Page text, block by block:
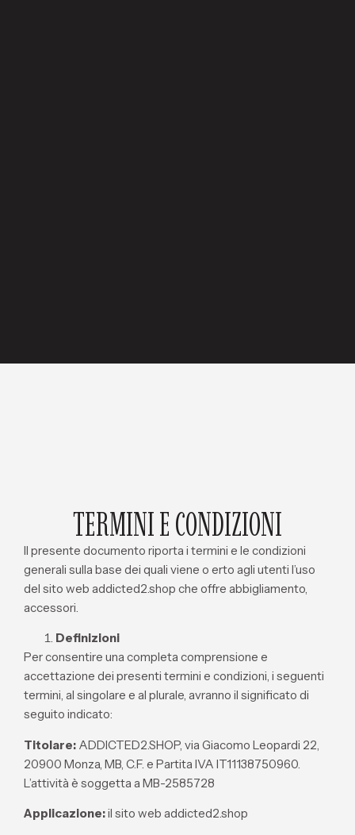
TERMINI E CONDIZIONI
Il presente documento riporta i termini e le condizioni
generali sulla base dei quali viene o erto agli utenti l’uso
del sito web addicted2.shop che offre abbigliamento,
accessori.
Definizioni
Per consentire una completa comprensione e
accettazione dei presenti termini e condizioni, i seguenti
termini, al singolare e al plurale, avranno il significato di
seguito indicato:
Titolare: ADDICTED2.SHOP, via Giacomo Leopardi 22,
20900 Monza, MB, C.F. e Partita IVA IT11138750960.
L’attività è soggetta a MB-2585728
Applicazione:il sito web addicted2.shop